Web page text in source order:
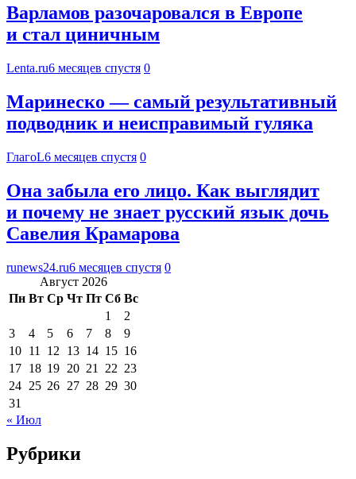
Варламов разочаровался в Европе
и стал циничным
Lenta.ru6 месяцев спустя 0
Маринеско — самый результативный
подводник и неисправимый гуляка
ГлагоL6 месяцев спустя 0
Она забыла его лицо. Как выглядит
и почему не знает русский язык дочь
Савелия Крамарова
runews24.ru6 месяцев спустя 0
Август 2026
Пн Вт Ср Чт Пт Сб Вс
1
2
3
4 5 6 7 8
9
10 11 12 13 14 15 16
17 18 19 20 21 22 23
24 25 26 27 28 29 30
31
« Июл
Рубрики